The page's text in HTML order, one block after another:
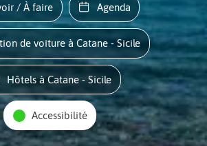
voir / À faire Agenda
de voiture à Catane - Sicile
Hôtels à Catane - Sicile
Accessibilité